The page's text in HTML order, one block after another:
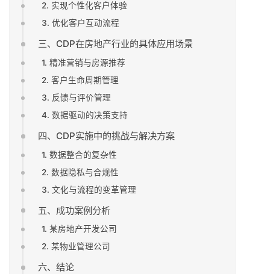
2. 实现个性化客户体验
3. 优化客户互动流程
三、CDP在房地产行业的具体应用场景
1. 精准营销与房源推荐
2. 客户生命周期管理
3. 反馈与评价管理
4. 数据驱动的决策支持
四、CDP实施中的挑战与解决方案
1. 数据整合的复杂性
2. 数据隐私与合规性
3. 文化与流程的变革管理
五、成功案例分析
1. 某房地产开发公司
2. 某物业管理公司
六、结论